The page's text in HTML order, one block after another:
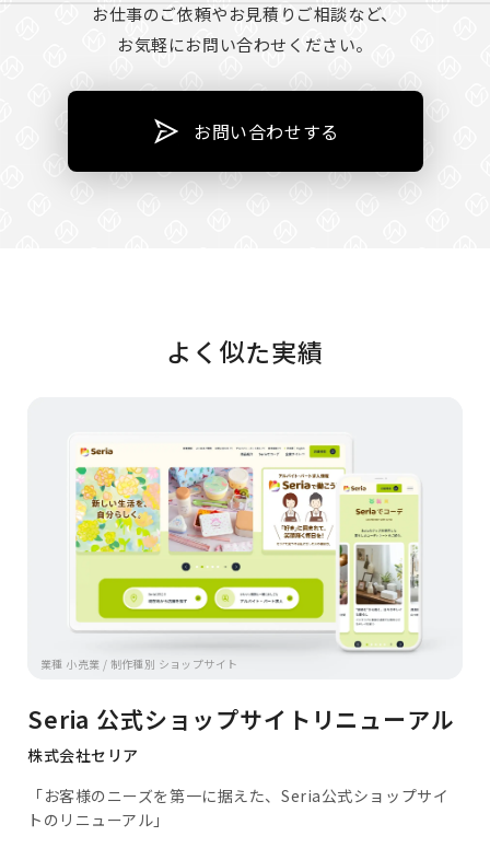
お仕事のご依頼やお見積りご相談など、
お気軽にお問い合わせください。
お問い合わせする
よく似た実績
業種 小売業 / 制作種別 ショップサイト
Seria 公式ショップサイトリニューアル
株式会社セリア
「お客様のニーズを第一に据えた、Seria公式ショップサイ
トのリニューアル」